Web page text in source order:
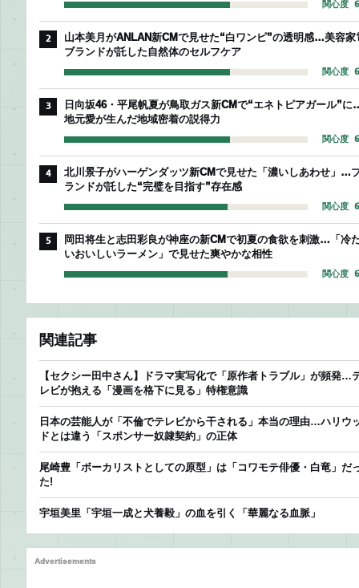
関心度
2
山本美月がANLAN新CMで見せた“白ワンピ”の透明感…美容家
ブランドが託した自然体のセルフケア
関心度
3
日向坂46・平尾帆夏が鳥取ガス新CMで“エネトピアガール”に
地元愛が生んだ地域密着の説得力
関心度
4
北川景子がハーゲンダッツ新CMで見せた「濃いしあわせ」…
ランドが託した“完璧を目指す”存在感
関心度
5
岡田将生と志田彩良が神座の新CMで初夏の食欲を刺激…「冷
いおいしいラーメン」で見せた爽やかな相性
関心度
関連記事
【セクシー田中さん】ドラマ実写化で「原作者トラブル」が頻発…
レビが抱える「漫画を格下に見る」特権意識
日本の芸能人が「不倫でテレビから干される」本当の理由…ハリウ
ドとは違う「スポンサー奴隷契約」の正体
尾崎豊「ボーカリストとしての原型」は「コワモテ俳優・白竜」だ
た!
宇垣美里「宇垣一成と犬養毅」の血を引く「華麗なる血脈」
Advertisements